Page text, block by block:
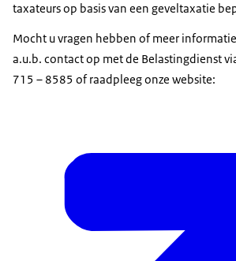
taxateurs op basis van een geveltaxatie
Mocht u vragen hebben of meer
a.u.b. contact op met de Belastingdienst
715 – 8585 of raadpleeg onze website: